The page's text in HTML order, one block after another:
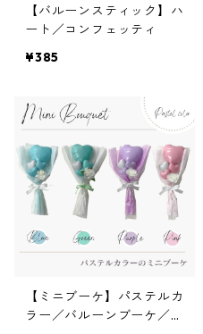
【バルーンスティック】ハ
ート／コンフェッティ
¥385
【ミニブーケ】パステルカ
ラー／バルーンブーケ／名